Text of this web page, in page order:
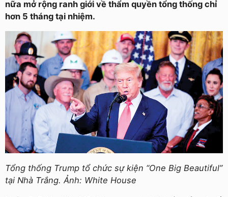
nữa mở rộng ranh giới về thẩm quyền tổng thống chỉ
hơn 5 tháng tại nhiệm.
Tổng thống Trump tổ chức sự kiện “One Big Beautiful”
tại Nhà Trắng. Ảnh: White House